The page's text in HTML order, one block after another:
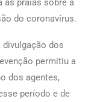
as praias sobre a
do coronavírus.
divulgação dos
permitiu a
dos agentes,
período e de